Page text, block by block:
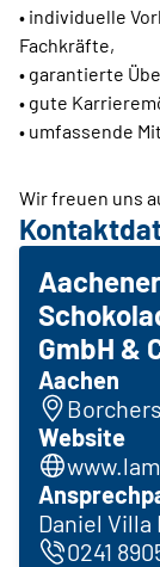
• individuelle
Fachkräfte,
• garantierte
• gute
• umfassende
Wir freuen uns
GmbH &
Aachen
Website
Daniel Villa
0241